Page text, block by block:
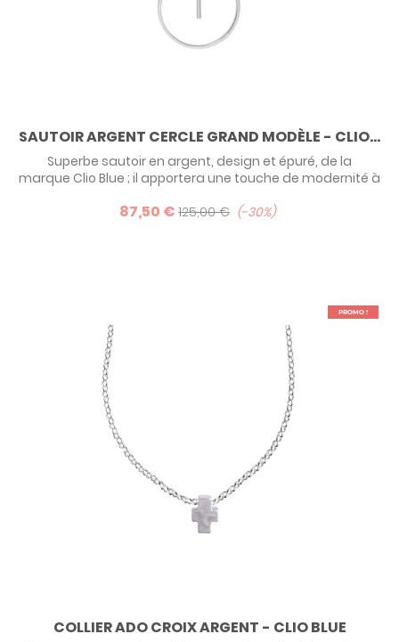
SAUTOIR ARGENT CERCLE GRAND MODÈLE - CLIO...
Superbe sautoir en argent, design et épuré, de la
marque Clio Blue ; il apportera une touche de modernité à
87,50 € 125,00 € -30%
PROMO !
COLLIER ADO CROIX ARGENT - CLIO BLUE